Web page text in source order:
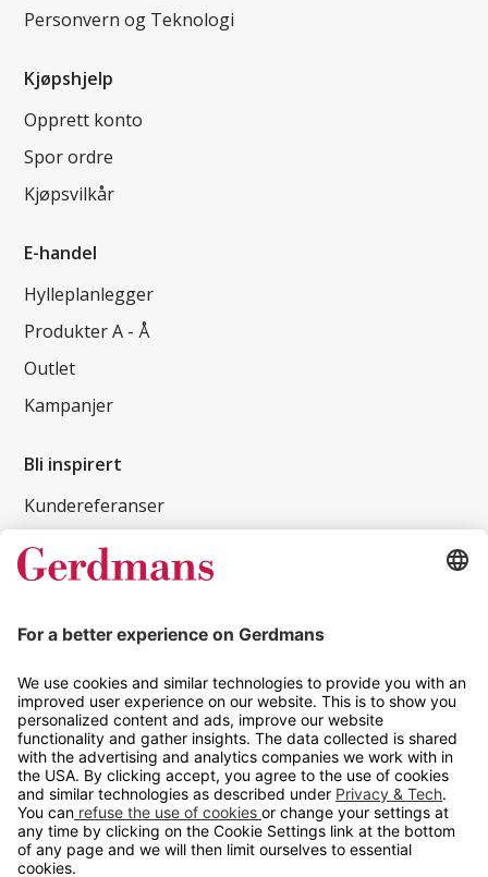
Personvern og Teknologi
Kjøpshjelp
Opprett konto
Spor ordre
Kjøpsvilkår
E-handel
Hylleplanlegger
Produkter A - Å
Outlet
Kampanjer
Bli inspirert
Kundereferanser
Magasin
Tips og guider
Kontakt
info@gerdmans.no
67 80 56 20
Åpningstid
Hverdager 08:00-16:00